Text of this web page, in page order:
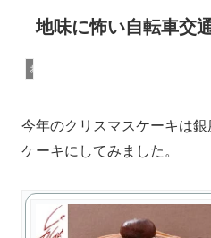
地味に怖い自転車交
おすすめの物
今年のクリスマスケーキは
ケーキにしてみました。